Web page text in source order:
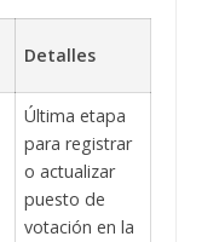
Detalles
Última etapa
para registrar
o actualizar
puesto de
votación en la